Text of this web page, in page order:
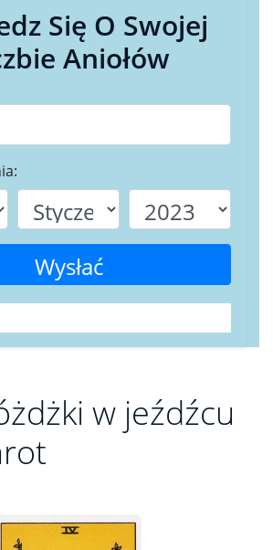
Się O Swojej
Aniołów
Wysłać
w jeźdźcu